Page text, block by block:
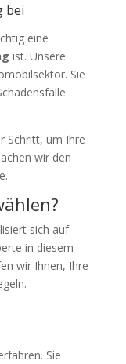
bei
eine
ist. Unsere
Sie
Schritt, um Ihre
wir den
sich auf
in diesem
wir Ihnen, Ihre
Sie